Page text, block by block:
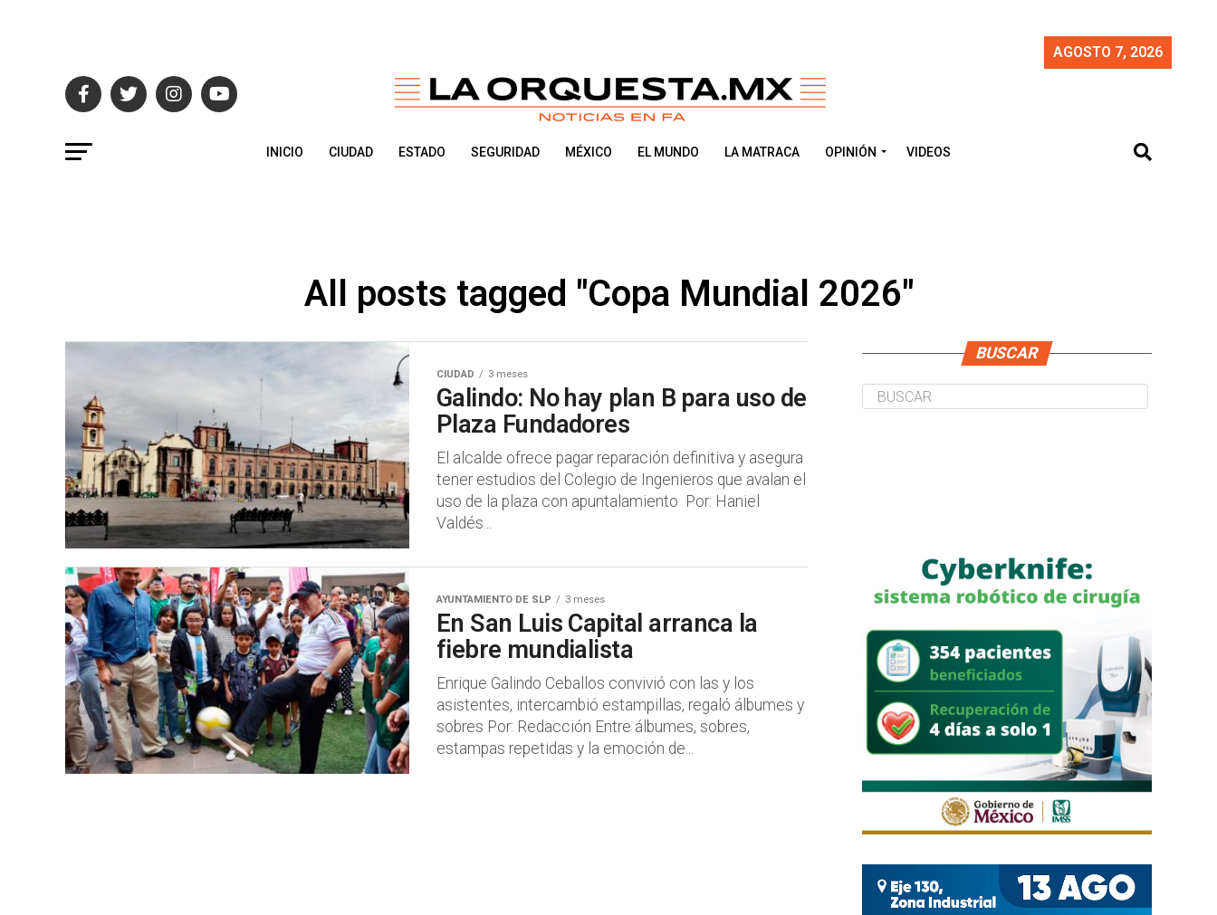
AGOSTO 7, 2026
INICIO CIUDAD ESTADO SEGURIDAD MÉXICO EL MUNDO LA MATRACA OPINIÓN VIDEOS
All posts tagged "Copa Mundial 2026"
CIUDAD 3 meses
Galindo: No hay plan B para uso de
Plaza Fundadores
El alcalde ofrece pagar reparación definitiva y asegura
tener estudios del Colegio de Ingenieros que avalan el
uso de la plaza con apuntalamiento Por: Haniel
Valdés...
AYUNTAMIENTO DE SLP 3 meses
En San Luis Capital arranca la
fiebre mundialista
Enrique Galindo Ceballos convivió con las y los
asistentes, intercambió estampillas, regaló álbumes y
sobres Por: Redacción Entre álbumes, sobres,
estampas repetidas y la emoción de...
BUSCAR